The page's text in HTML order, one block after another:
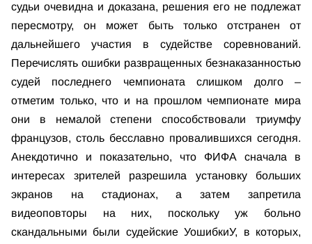
судьи очевидна и доказана, решения его не подлежат
пересмотру, он может быть только отстранен от
дальнейшего участия в судействе соревнований.
Перечислять ошибки развращенных безнаказанностью
судей последнего чемпионата слишком долго –
отметим только, что и на прошлом чемпионате мира
они в немалой степени способствовали триумфу
французов, столь бесславно провалившихся сегодня.
Анекдотично и показательно, что ФИФА сначала в
интересах зрителей разрешила установку больших
экранов на стадионах, а затем запретила
видеоповторы на них, поскольку уж больно
скандальными были судейские УошибкиУ, в которых,